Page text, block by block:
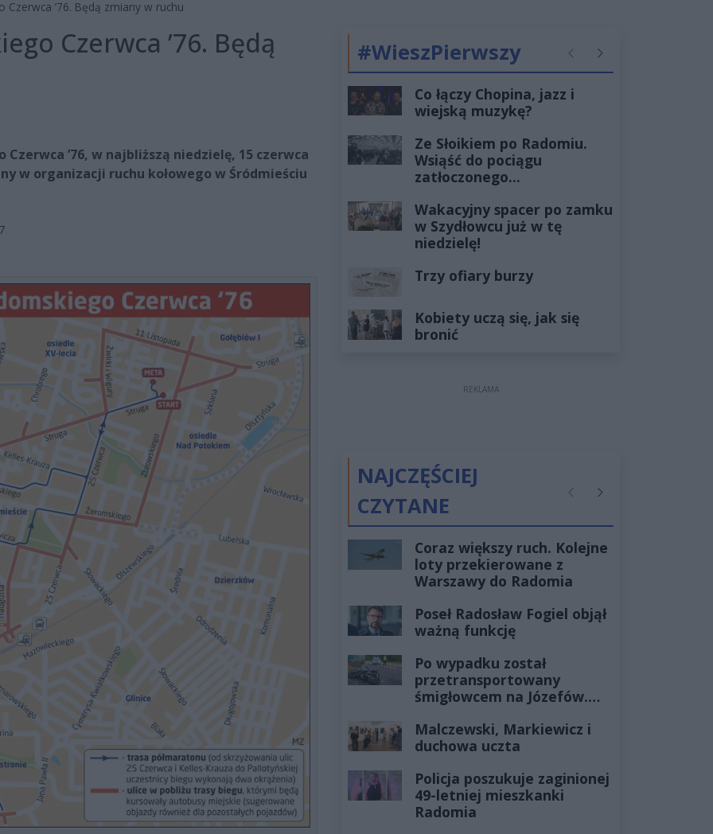
Czerwca ’76. Będą zmiany w ruchu
Czerwca ’76. Będą
’76, w najbliższą niedzielę, 15 czerwca
w organizacji ruchu kołowego w Śródmieściu
#WieszPierwszy PoprzednieNastępne
Co łączy Chopina, jazz i
wiejską muzykę?
Ze Słoikiem po Radomiu.
Wsiąść do pociągu
zatłoczonego...
Wakacyjny spacer po zamku
w Szydłowcu już w tę
niedzielę!
Trzy ofiary burzy
Kobiety uczą się, jak się
bronić
REKLAMA
NAJCZĘŚCIEJ
CZYTANE
PoprzednieNastępne
Coraz większy ruch. Kolejne
loty przekierowane z
Warszawy do Radomia
Poseł Radosław Fogiel objął
ważną funkcję
Po wypadku został
przetransportowany
śmigłowcem na Józefów.
żyłach
Malczewski, Markiewicz i
duchowa uczta
Policja poszukuje zaginionej
49-letniej mieszkanki
Radomia